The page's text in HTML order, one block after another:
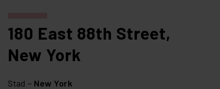
180 East 88th Street,
New York
Stad – New York